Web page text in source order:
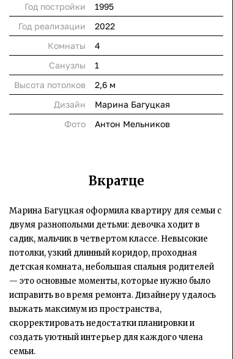
Год постройки
1995
Год реализации
2022
Комнаты
4
Cанузлы
1
Высота потолков
2,6 м
Дизайн
Марина Багуцкая
Фото
Антон Мельников
Вкратце
Марина Багуцкая оформила квартиру для семьи с
двумя разнополыми детьми: девочка ходит в
садик, мальчик в четвертом классе. Невысокие
потолки, узкий длинный коридор, проходная
детская комната, небольшая спальня родителей
— это основные моменты, которые нужно было
исправить во время ремонта. Дизайнеру удалось
выжать максимум из пространства,
скорректировать недостатки планировки и
создать уютный интерьер для каждого члена
семьи.